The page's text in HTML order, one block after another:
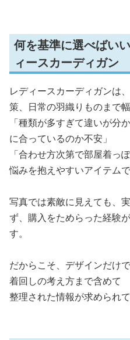
何を基準に選べばい
ィースカーディガン
レディースカーディガンは
策、日常の羽織りものまで
「種類が多すぎて違いが分
に合っているのか不安」
「合わせ方次第で部屋着っ
悩みを抱えやすいアイテムで
写真では素敵に見えても、
ず、購入をためらった経験
す。
だからこそ、デザインだけ
着回しの考え方まで含めて
整理された情報が求められて